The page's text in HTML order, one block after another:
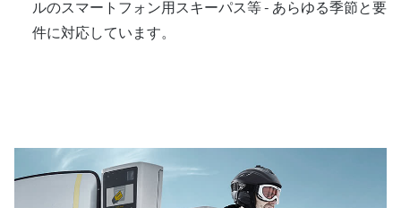
ルのスマートフォン用スキーパス等 - あらゆる季節と要
件に対応しています。